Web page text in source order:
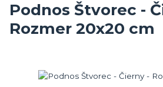
Podnos Štvorec -
Rozmer 20x20 cm